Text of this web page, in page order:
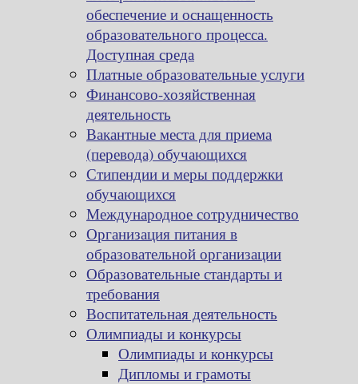
обеспечение и оснащенность
образовательного процесса.
Доступная среда
Платные образовательные услуги
Финансово-хозяйственная
деятельность
Вакантные места для приема
(перевода) обучающихся
Стипендии и меры поддержки
обучающихся
Международное сотрудничество
Организация питания в
образовательной организации
Образовательные стандарты и
требования
Воспитательная деятельность
Олимпиады и конкурсы
Олимпиады и конкурсы
Дипломы и грамоты